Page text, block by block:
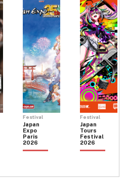
Festival
Japan
Expo
Paris
2026
Festival
Japan
Tours
Festival
2026